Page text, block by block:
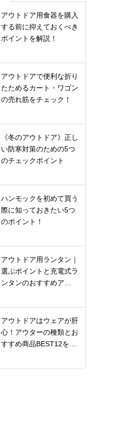
アウトドア用食器を購入
する前に抑えておくべき
ポイントを解説！
アウトドアで便利な折り
たためるカート・ワゴン
の売れ筋をチェック！
《冬のアウトドア》正し
い防寒対策のための5つ
のチェックポイント
ハンモックを初めて買う
際に知っておきたい5つ
のポイント！
アウトドア用ランタン｜
選ぶポイントと充電式ラ
ンタンのおすすめア…
アウトドアはウェアが肝
心！アウターの種類とお
すすめ商品BEST12を…